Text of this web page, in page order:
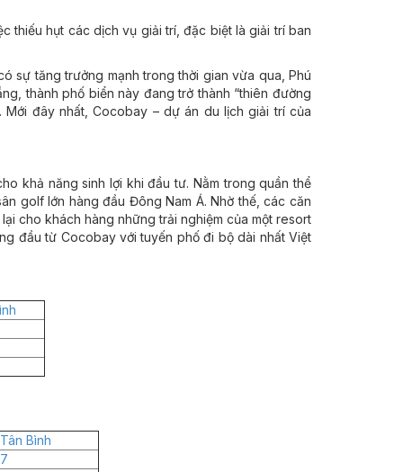
thiếu hụt các dịch vụ giải trí, đặc biệt là giải trí ban
sự tăng trưởng mạnh trong thời gian vừa qua, Phú
thành phố biển này đang trở thành “thiên đường
đây nhất, Cocobay – dự án du lịch giải trí của
khả năng sinh lợi khi đầu tư. Nằm trong quần thể
golf lớn hàng đầu Đông Nam Á. Nhờ thế, các căn
cho khách hàng những trải nghiệm của một resort
đầu từ Cocobay với tuyến phố đi bộ dài nhất Việt
Bình